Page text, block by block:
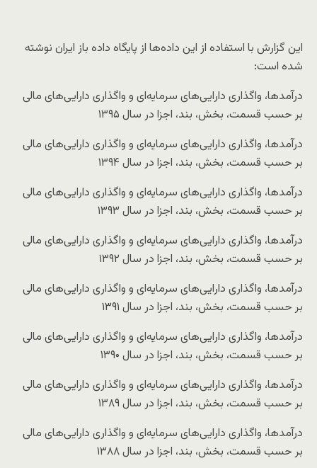
این گزارش با استفاده از این داده‌ها از پایگاه داده باز ایران نوشته
شده است:
درآمدها، واگذاری دارایی‌های سرمایه‌ای و واگذاری دارایی‌های مالی
بر حسب قسمت، بخش، بند، اجزا در سال ۱۳۹۵
درآمدها، واگذاری دارایی‌های سرمایه‌ای و واگذاری دارایی‌های مالی
بر حسب قسمت، بخش، بند، اجزا در سال ۱۳۹۴
درآمدها، واگذاری دارایی‌های سرمایه‌ای و واگذاری دارایی‌های مالی
بر حسب قسمت، بخش، بند، اجزا در سال ۱۳۹۳
درآمدها، واگذاری دارایی‌های سرمایه‌ای و واگذاری دارایی‌های مالی
بر حسب قسمت، بخش، بند، اجزا در سال ۱۳۹۲
درآمدها، واگذاری دارایی‌های سرمایه‌ای و واگذاری دارایی‌های مالی
بر حسب قسمت، بخش، بند، اجزا در سال ۱۳۹۱
درآمدها، واگذاری دارایی‌های سرمایه‌ای و واگذاری دارایی‌های مالی
بر حسب قسمت، بخش، بند، اجزا در سال ۱۳۹۰
درآمدها، واگذاری دارایی‌های سرمایه‌ای و واگذاری دارایی‌های مالی
بر حسب قسمت، بخش، بند، اجزا در سال ۱۳۸۹
درآمدها، واگذاری دارایی‌های سرمایه‌ای و واگذاری دارایی‌های مالی
بر حسب قسمت، بخش، بند، اجزا در سال ۱۳۸۸